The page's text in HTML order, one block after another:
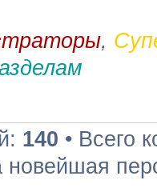
,
140 • Всего
новейшая